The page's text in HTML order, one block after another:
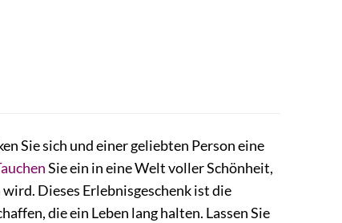
Sie sich und einer geliebten Person eine
Sie ein in eine Welt voller Schönheit,
Dieses Erlebnisgeschenk ist die
die ein Leben lang halten. Lassen Sie